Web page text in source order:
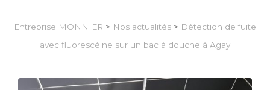
Entreprise MONNIER > Nos actualités > Détection de fuite
avec fluorescéine sur un bac à douche à Agay